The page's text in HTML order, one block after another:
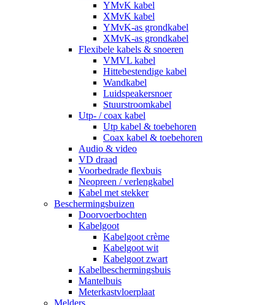
YMvK kabel
XMvK kabel
YMvK-as grondkabel
XMvK-as grondkabel
Flexibele kabels & snoeren
VMVL kabel
Hittebestendige kabel
Wandkabel
Luidspeakersnoer
Stuurstroomkabel
Utp- / coax kabel
Utp kabel & toebehoren
Coax kabel & toebehoren
Audio & video
VD draad
Voorbedrade flexbuis
Neopreen / verlengkabel
Kabel met stekker
Beschermingsbuizen
Doorvoerbochten
Kabelgoot
Kabelgoot crème
Kabelgoot wit
Kabelgoot zwart
Kabelbeschermingsbuis
Mantelbuis
Meterkastvloerplaat
Melders